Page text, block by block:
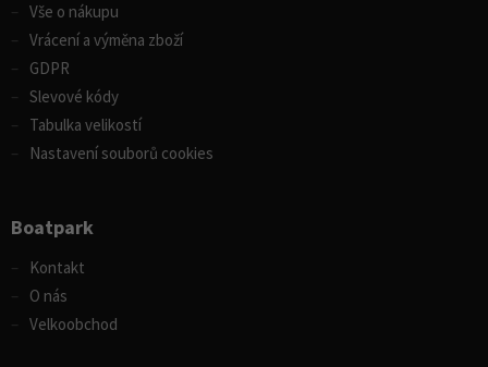
Vše o nákupu
Vrácení a výměna zboží
GDPR
Slevové kódy
Tabulka velikostí
Nastavení souborů cookies
Boatpark
Kontakt
O nás
Velkoobchod